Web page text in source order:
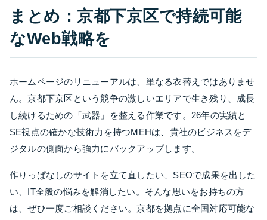
まとめ：京都下京区で持続可能
なWeb戦略を
ホームページのリニューアルは、単なる衣替えではありませ
ん。京都下京区という競争の激しいエリアで生き残り、成長
し続けるための「武器」を整える作業です。26年の実績と
SE視点の確かな技術力を持つMEHは、貴社のビジネスをデ
ジタルの側面から強力にバックアップします。
作りっぱなしのサイトを立て直したい、SEOで成果を出した
い、IT全般の悩みを解消したい。そんな思いをお持ちの方
は、ぜひ一度ご相談ください。京都を拠点に全国対応可能な